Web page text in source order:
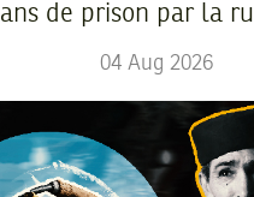
ans de prison par la
04 Aug 2026